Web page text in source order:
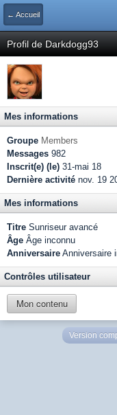
← Accueil
Profil de Darkdogg93
Mes informations
Groupe Members
Messages 982
Inscrit(e) (le) 31-mai 18
Dernière activité nov. 19
Mes informations
Titre Sunriseur avancé
Âge Âge inconnu
Anniversaire Anniversaire
Contrôles utilisateur
Mon contenu
Version